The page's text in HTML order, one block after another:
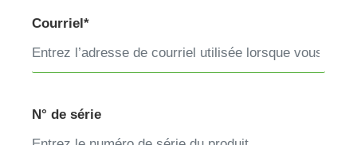
Courriel*
N° de série